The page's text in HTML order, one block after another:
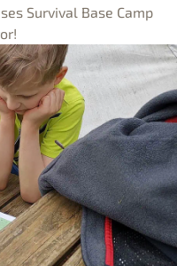
Survival Base Camp